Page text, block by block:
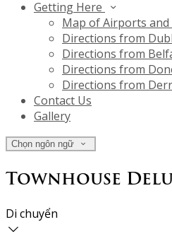
Getting Here
Map of Airports and
Directions from
Directions from
Directions from
Directions from
Contact Us
Gallery
Chọn ngôn ngữ
Townhouse
Di chuyển